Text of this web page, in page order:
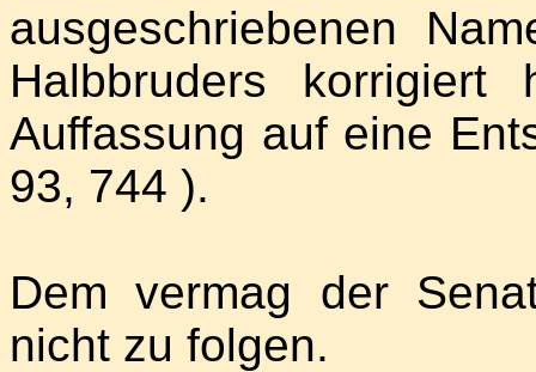
ausgeschriebenen
Halbbruders
Auffassung auf eine
93, 744 ).
Dem vermag der
nicht zu folgen.